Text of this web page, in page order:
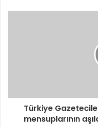
Türkiye
mensuplarının